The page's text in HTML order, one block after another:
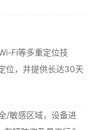
Fi等多重定位技
位，并提供长达30天
/敏感区域，设备进